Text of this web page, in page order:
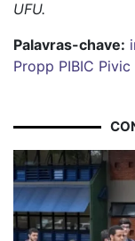
UFU.
Palavras-chave:
Propp PIBIC Pivic